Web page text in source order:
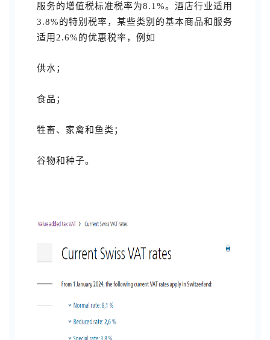
服务的增值税标准税率为8.1%。酒店行业适用
3.8%的特别税率，某些类别的基本商品和服务
适用2.6%的优惠税率，例如
供水；
食品；
牲畜、家禽和鱼类；
谷物和种子。